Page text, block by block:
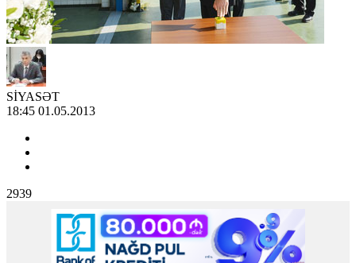
SİYASƏT
18:45 01.05.2013
2939